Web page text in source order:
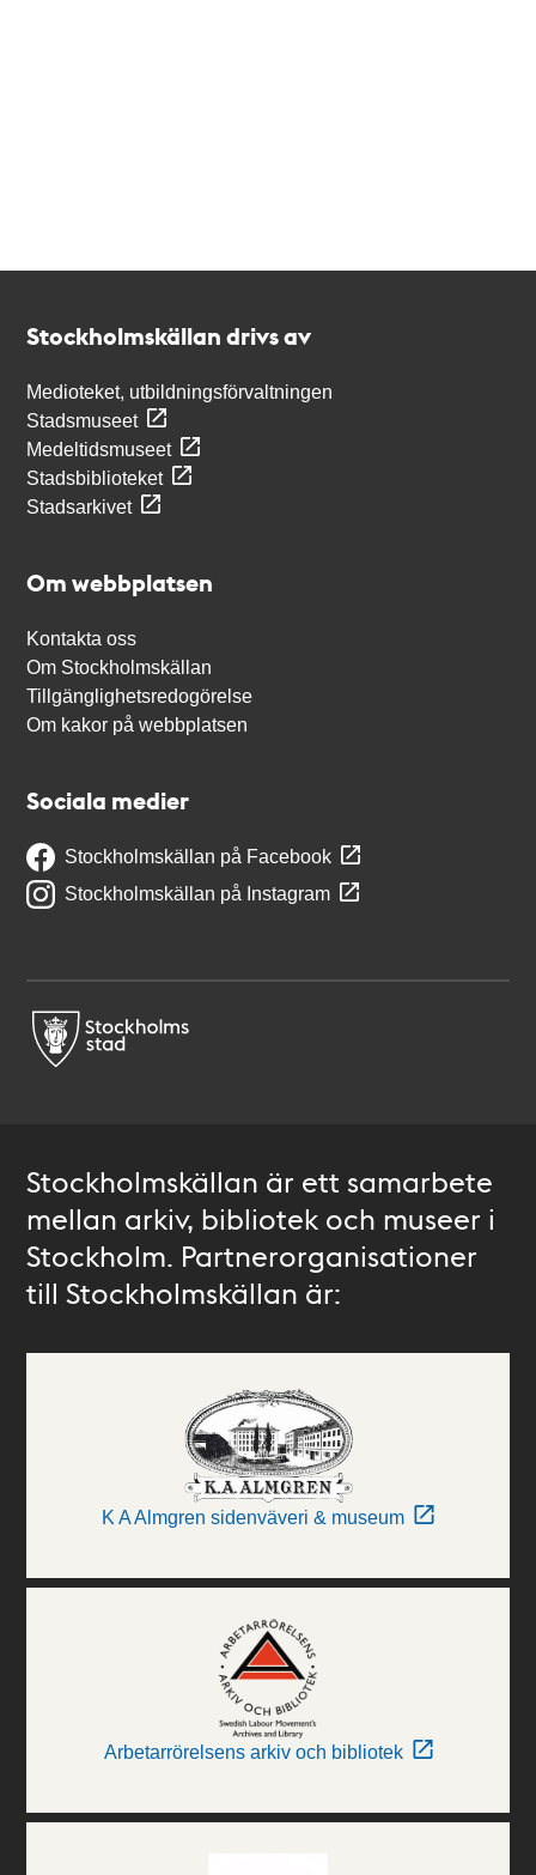
Stockholmskällan drivs av
Medioteket, utbildningsförvaltningen
Stadsmuseet
Medeltidsmuseet
Stadsbiblioteket
Stadsarkivet
Om webbplatsen
Kontakta oss
Om Stockholmskällan
Tillgänglighetsredogörelse
Om kakor på webbplatsen
Sociala medier
Stockholmskällan på Facebook
Stockholmskällan på Instagram
Stockholmskällan är ett samarbete
mellan arkiv, bibliotek och museer i
Stockholm. Partnerorganisationer
till Stockholmskällan är:
K A Almgren sidenväveri & museum
Arbetarrörelsens arkiv och bibliotek